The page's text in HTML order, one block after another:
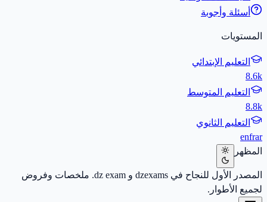
أسئلة وأجوبة
المستويات
التعليم الإبتدائي
8.6k
التعليم المتوسط
8.8k
التعليم الثانوي
enfrar
المظهر
المصدر الأول للنجاح في dzexams و dz exam. ملخصات وفروض
لجميع الأطوار.